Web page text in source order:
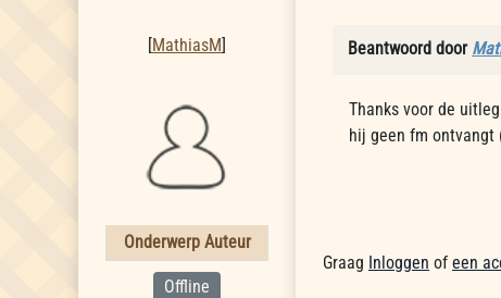
[MathiasM]
Onderwerp Auteur
Offline
Beantwoord door
Thanks voor de
hij geen fm ontvangt
Graag Inloggen of een